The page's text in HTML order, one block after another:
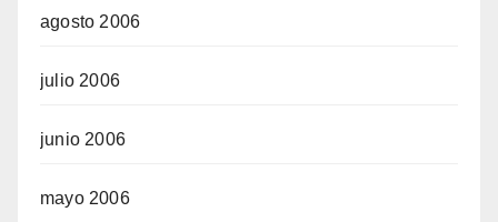
agosto 2006
julio 2006
junio 2006
mayo 2006